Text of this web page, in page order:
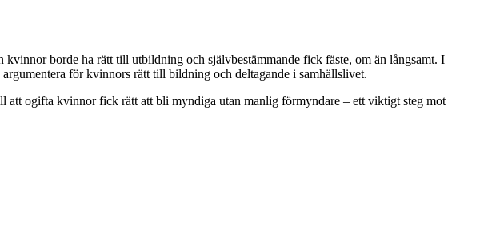
borde ha rätt till utbildning och självbestämmande fick fäste, om än långsamt. I
för kvinnors rätt till bildning och deltagande i samhällslivet.
ogifta kvinnor fick rätt att bli myndiga utan manlig förmyndare – ett viktigt steg mot